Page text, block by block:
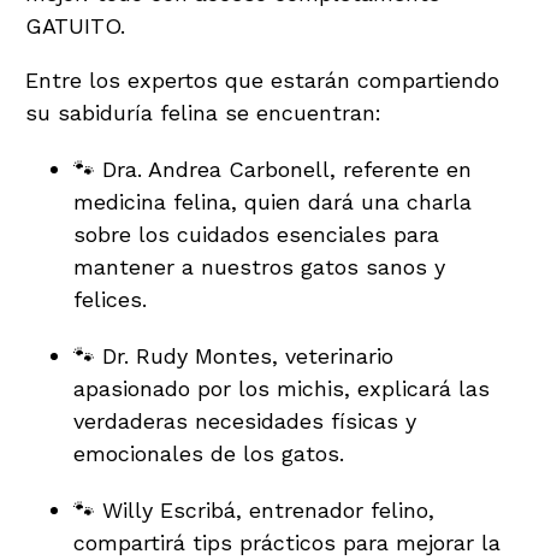
GATUITO.
Entre los expertos que estarán compartiendo
su sabiduría felina se encuentran:
🐾 Dra. Andrea Carbonell, referente en
medicina felina, quien dará una charla
sobre los cuidados esenciales para
mantener a nuestros gatos sanos y
felices.
🐾 Dr. Rudy Montes, veterinario
apasionado por los michis, explicará las
verdaderas necesidades físicas y
emocionales de los gatos.
🐾 Willy Escribá, entrenador felino,
compartirá tips prácticos para mejorar la